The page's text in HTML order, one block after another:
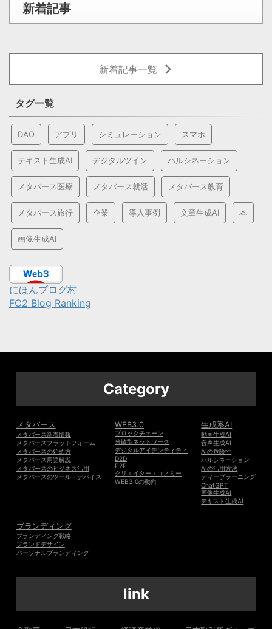
新着記事
新着記事一覧
タグ一覧
DAO アプリ シミュレーション スマホ
テキスト生成AI デジタルツイン ハルシネーション
メタバース医療 メタバース就活 メタバース教育
メタバース旅行 企業 導入事例 文章生成AI 本
画像生成AI
にほんブログ村
FC2 Blog Ranking
Category
メタバース
メタバース新着情報
メタバースプラットフォーム
メタバースの始め方
メタバース用語解説
メタバースのビジネス活用
メタバースのツール・デバイス
WEB3.0
ブロックチェーン
分散型ネットワーク
デジタルアイデンティティ
D2D
P2P
クリエイターエコノミー
WEB3.0の動向
生成系AI
動画生成AI
音声生成AI
AIの危険性
ハルシネーション
AIの活用方法
ディープラーニング
ChatGPT
画像生成AI
テキスト生成AI
ブランディング
ブランディング戦略
ブランドデザイン
パーソナルブランディング
link